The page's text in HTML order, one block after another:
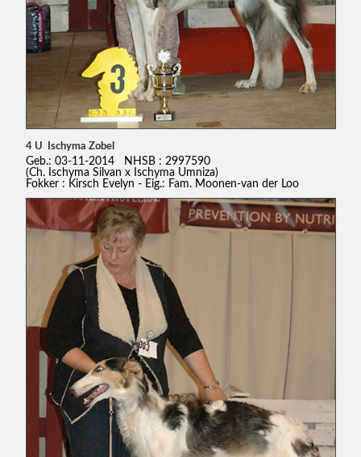
4 U Ischyma Zobel
Geb.: 03-11-2014 NHSB : 2997590
(Ch. Ischyma Silvan x Ischyma Umniza)
Fokker : Kirsch Evelyn - Eig.: Fam. Moonen-van der Loo